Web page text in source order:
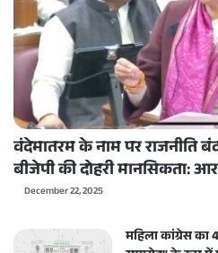
वंदेमातरम के नाम पर राजनीति
बीजेपी की दोहरी मानसिकता:
December 22, 2025
महिला कांग्रेस का